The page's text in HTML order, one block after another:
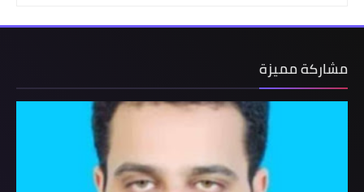
مشاركة مميزة